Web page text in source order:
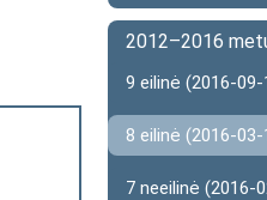
2012–2016
9 eilinė (2016-
8 eilinė (2016-
7 neeilinė (2016-